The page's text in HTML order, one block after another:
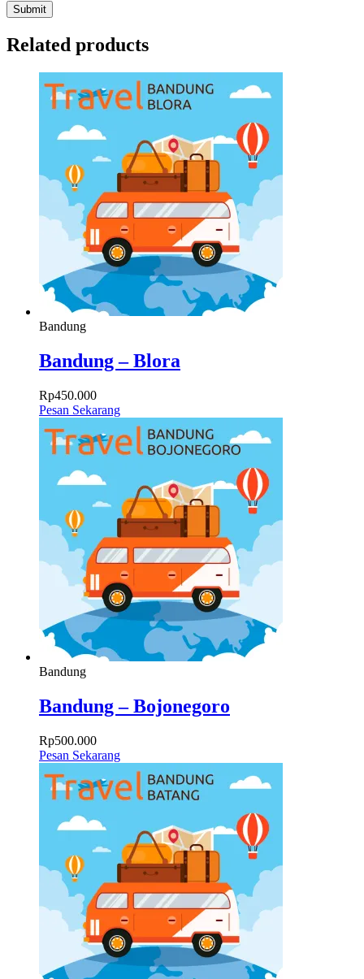
Related products
Bandung
Bandung – Blora
Rp450.000
Pesan Sekarang
Bandung
Bandung – Bojonegoro
Rp500.000
Pesan Sekarang